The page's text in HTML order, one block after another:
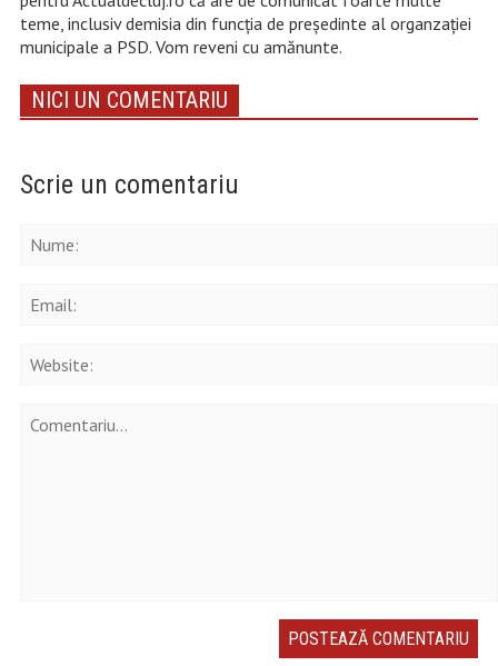
teme, inclusiv demisia din funcția de președinte al organzației
municipale a PSD. Vom reveni cu amănunte.
NICI UN COMENTARIU
Scrie un comentariu